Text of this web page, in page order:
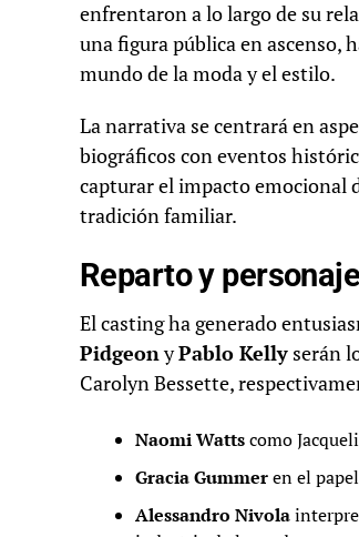
enfrentaron a lo largo de su
una figura pública en ascenso,
mundo de la moda y el estilo.
La narrativa se centrará en
biográficos con eventos
capturar el impacto emocional
tradición familiar.
Reparto y
El casting ha generado
PidgeonyPablo Kelly serán
Carolyn Bessette,
Naomi Wattscomo
Gracia Gummeren el
Alessandro Nivola